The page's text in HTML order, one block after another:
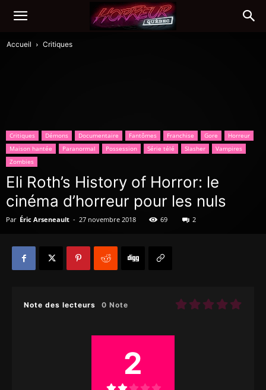
Accueil Critiques
Critiques Démons Documentaire Fantômes Franchise Gore
Horreur
Maison hantée
Paranormal Possession Série télé Slasher
Vampires
Zombies
Eli Roth’s History of Horror: le
cinéma d’horreur pour les nuls
Par Éric Arseneault - 27 novembre 2018 69 2
Note des lecteurs 0 Note
2